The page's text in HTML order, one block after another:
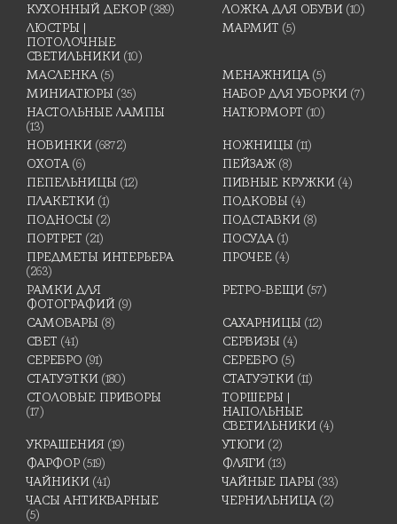
КУХОННЫЙ ДЕКОР (389) ЛОЖКА ДЛЯ ОБУВИ (10)
ЛЮСТРЫ |
ПОТОЛОЧНЫЕ
СВЕТИЛЬНИКИ (10)
МАРМИТ (5)
МАСЛЕНКА (5) МЕНАЖНИЦА (5)
МИНИАТЮРЫ (35) НАБОР ДЛЯ УБОРКИ (7)
НАСТОЛЬНЫЕ ЛАМПЫ
(13)
НАТЮРМОРТ (10)
НОВИНКИ (6872) НОЖНИЦЫ (11)
ОХОТА (6) ПЕЙЗАЖ (8)
ПЕПЕЛЬНИЦЫ (12) ПИВНЫЕ КРУЖКИ (4)
ПЛАКЕТКИ (1) ПОДКОВЫ (4)
ПОДНОСЫ (2) ПОДСТАВКИ (8)
ПОРТРЕТ (21) ПОСУДА (1)
ПРЕДМЕТЫ ИНТЕРЬЕРА
(263)
ПРОЧЕЕ (4)
РАМКИ ДЛЯ
ФОТОГРАФИЙ (9)
РЕТРО-ВЕЩИ (57)
САМОВАРЫ (8) САХАРНИЦЫ (12)
СВЕТ (41) СЕРВИЗЫ (4)
СЕРЕБРО (91) СЕРЕБРО (5)
СТАТУЭТКИ (180) СТАТУЭТКИ (11)
СТОЛОВЫЕ ПРИБОРЫ
(17)
ТОРШЕРЫ |
НАПОЛЬНЫЕ
СВЕТИЛЬНИКИ (4)
УКРАШЕНИЯ (19) УТЮГИ (2)
ФАРФОР (519) ФЛЯГИ (13)
ЧАЙНИКИ (41) ЧАЙНЫЕ ПАРЫ (33)
ЧАСЫ АНТИКВАРНЫЕ
(5)
ЧЕРНИЛЬНИЦА (2)